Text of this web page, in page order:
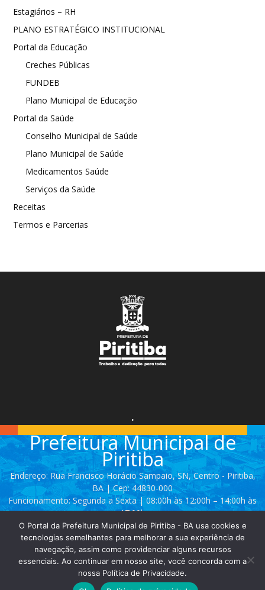
Estagiários – RH
PLANO ESTRATÉGICO INSTITUCIONAL
Portal da Educação
Creches Públicas
FUNDEB
Plano Municipal de Educação
Portal da Saúde
Conselho Municipal de Saúde
Plano Municipal de Saúde
Medicamentos Saúde
Serviços da Saúde
Receitas
Termos e Parcerias
.
Prefeitura Municipal de
Piritiba
Endereço: Rua Francisco Horácio Sampaio, SN, Centro - Piritiba,
BA | Cep: 44830-000
Funcionamento: Segunda a Sexta | 08:00h às 12:00h – 14:00h às
17:00h
Telefone: (74) 3628 - 2111 / 3628 - 2153
Contato:comunicacao@piritiba.ba.gov.br
O Portal da Prefeitura Municipal de Piritiba - BA usa cookies e
tecnologias semelhantes para melhorar a sua experiência de
navegação, assim como providenciar alguns recursos
essenciais. Ao continuar em nosso site, você concorda com a
nossa Política de Privacidade.